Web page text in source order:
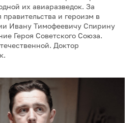
их авиаразведок. За
и героизм в
Ивану Тимофеевичу Спирину
Героя Советского Союза.
Доктор